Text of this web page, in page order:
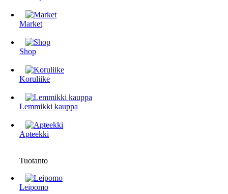
Market
Shop
Koruliike
Lemmikki kauppa
Apteekki
Tuotanto
Leipomo